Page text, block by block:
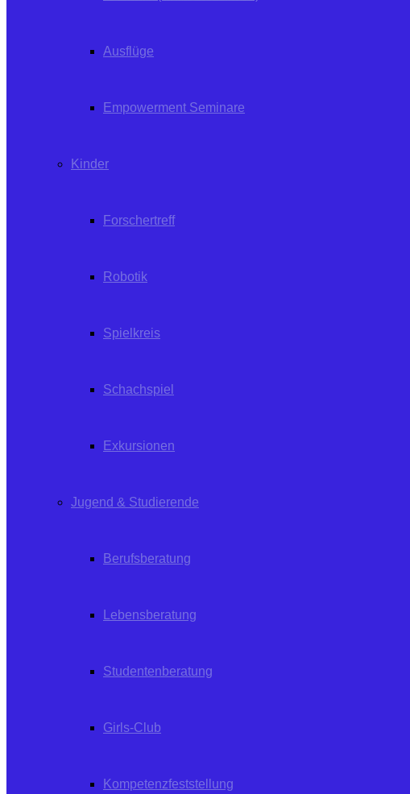
Ausflüge
Empowerment Seminare
Kinder
Forschertreff
Robotik
Spielkreis
Schachspiel
Exkursionen
Jugend & Studierende
Berufsberatung
Lebensberatung
Studentenberatung
Girls-Club
Kompetenzfeststellung